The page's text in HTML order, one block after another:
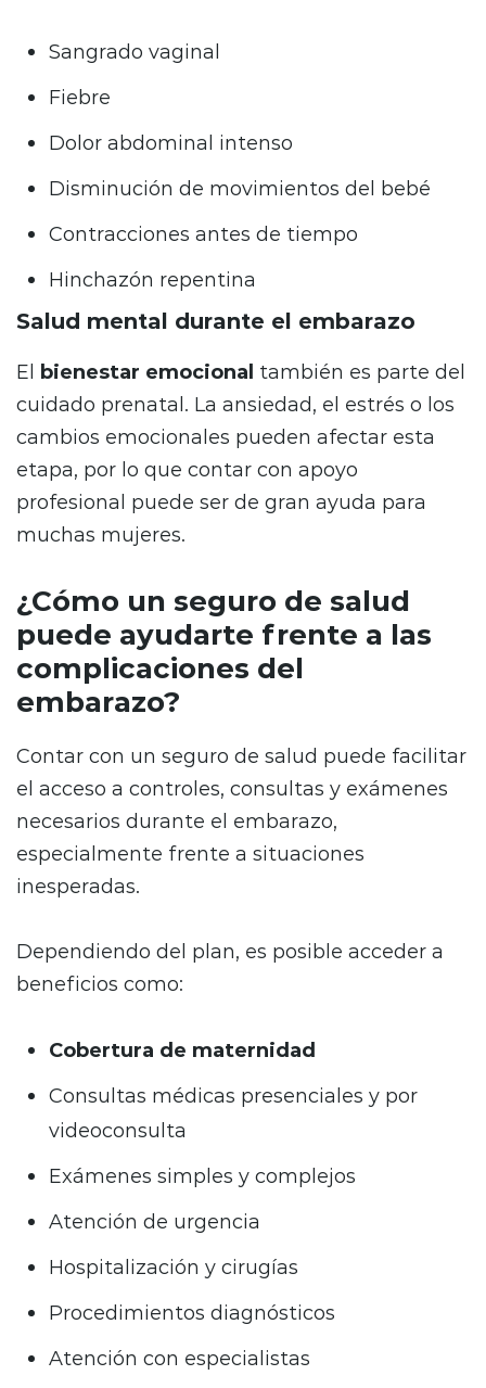
Sangrado vaginal
Fiebre
Dolor abdominal intenso
Disminución de movimientos del bebé
Contracciones antes de tiempo
Hinchazón repentina
Salud mental durante el embarazo
El bienestar emocional también es parte del
cuidado prenatal. La ansiedad, el estrés o los
cambios emocionales pueden afectar esta
etapa, por lo que contar con apoyo
profesional puede ser de gran ayuda para
muchas mujeres.
¿Cómo un seguro de salud
puede ayudarte frente a las
complicaciones del
embarazo?
Contar con un seguro de salud puede facilitar
el acceso a controles, consultas y exámenes
necesarios durante el embarazo,
especialmente frente a situaciones
inesperadas.
Dependiendo del plan, es posible acceder a
beneficios como:
Cobertura de maternidad
Consultas médicas presenciales y por
videoconsulta
Exámenes simples y complejos
Atención de urgencia
Hospitalización y cirugías
Procedimientos diagnósticos
Atención con especialistas